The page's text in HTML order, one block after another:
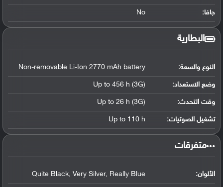
جافا: No
البطارية
النوع والسعة: Non-removable Li-Ion 2770 mAh battery
وضع الاستعداد: Up to 456 h (3G)
وقت التحدث: Up to 26 h (3G)
تشغيل الصوتيات: Up to 110 h
‏متفرقات‏
الألوان: Quite Black, Very Silver, Really Blue